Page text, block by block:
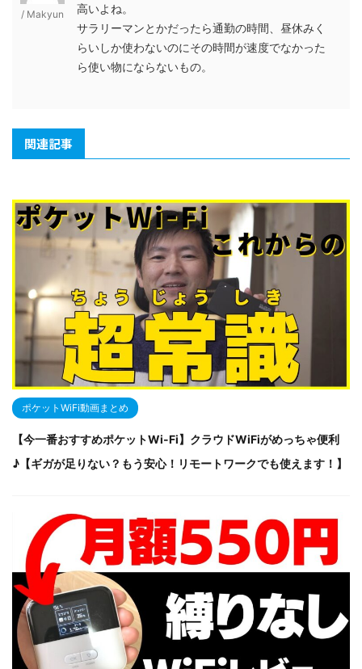
/ Makyun
高いよね。
サラリーマンとかだったら通勤の時間、昼休みく
らいしか使わないのにその時間が速度でなかった
ら使い物にならないもの。
関連記事
ポケットWiFi動画まとめ
【今一番おすすめポケットWi-Fi】クラウドWiFiがめっちゃ便利
♪【ギガが足りない？もう安心！リモートワークでも使えます！】